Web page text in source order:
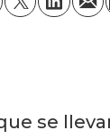
se